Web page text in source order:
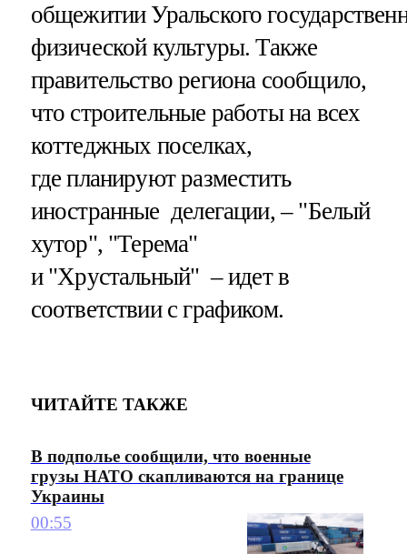
общежитии Уральского
физической культуры. Также
правительство региона сообщило,
что строительные работы на всех
коттеджных поселках,
где планируют разместить
иностранные делегации, – "Белый
хутор", "Терема"
и "Хрустальный" – идет в
соответствии с графиком.
ЧИТАЙТЕ ТАКЖЕ
В подполье сообщили, что военные
грузы НАТО скапливаются на границе
Украины
00:55